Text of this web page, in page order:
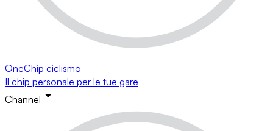
OneChip ciclismo
Il chip personale per le tue gare
Channel